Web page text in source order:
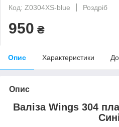
Код: Z0304XS-blue
Роздріб
950 ₴
Опис Характеристики
Опис
Валіза Wings 304